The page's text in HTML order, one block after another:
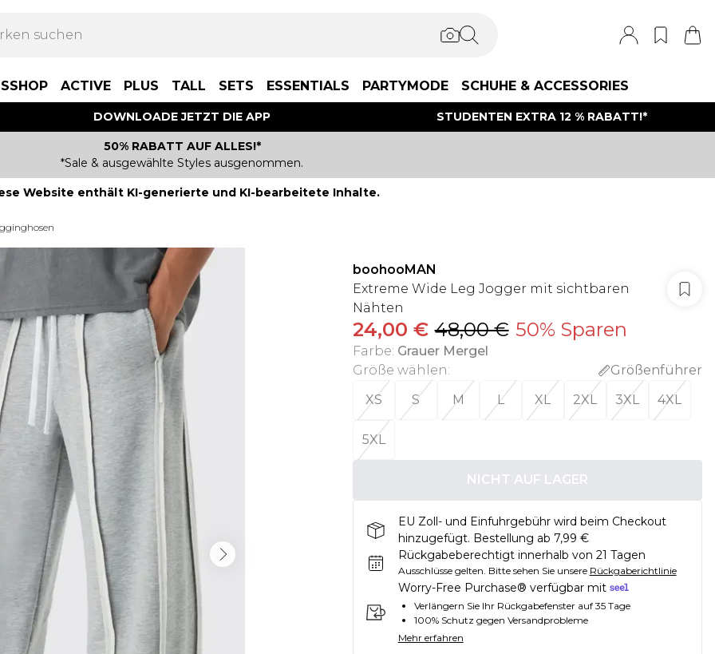
ACTIVE PLUS TALL SETS ESSENTIALS PARTYMODE SCHUHE & ACCESSORIES
DOWNLOADE JETZT DIE APP STUDENTEN EXTRA 12 % RABATT!*
50% RABATT AUF ALLES!*
*Sale & ausgewählte Styles ausgenommen.
Website enthält KI-generierte und KI-bearbeitete Inhalte.
boohooMAN
Extreme Wide Leg Jogger mit sichtbaren
Nähten
24,00 € 48,00 € 50% Sparen
Farbe: Grauer Mergel
Größe wählen:
Größenführer
XS
S M L XL 2XL 3XL 4XL
5XL
NICHT AUF LAGER
EU Zoll- und Einfuhrgebühr wird beim Checkout
hinzugefügt. Bestellung ab 7,99 €
Rückgabeberechtigt innerhalb von 21 Tagen
Ausschlüsse gelten. Bitte sehen Sie unsere Rückgaberichtlinie
Worry-Free Purchase® verfügbar mit
Verlängern Sie Ihr Rückgabefenster auf 35 Tage
100% Schutz gegen Versandprobleme
Mehr erfahren